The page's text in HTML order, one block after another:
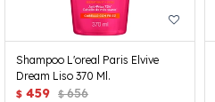
Shampoo L'oreal Paris Elvive
Dream Liso 370 Ml.
$ 459 $ 656